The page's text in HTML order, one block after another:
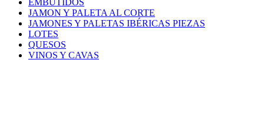
JAMON Y PALETA AL CORTE
JAMONES Y PALETAS IBÉRICAS PIEZAS
LOTES
QUESOS
VINOS Y CAVAS